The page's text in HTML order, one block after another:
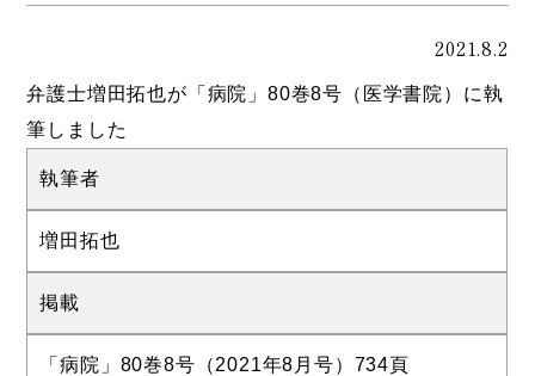
2021.8.2
弁護士増田拓也が「病院」80巻8号（医学書院）に執
筆しました
執筆者
増田拓也
掲載
「病院」80巻8号（2021年8月号）734頁